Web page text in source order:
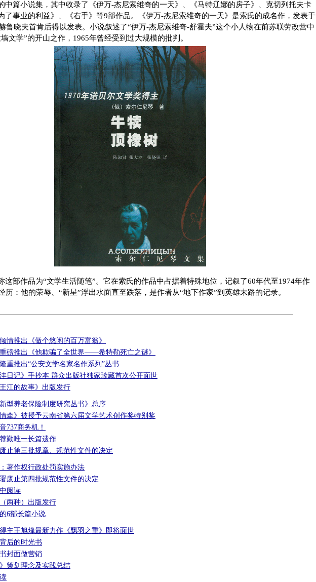
中篇小说集，其中收录了《伊万-杰尼索维奇的一天》、《马特辽娜的房子》、克切列托夫卡
了事业的利益》、《右手》等9部作品。《伊万-杰尼索维奇的一天》是索氏的成名作，发表于
鲁晓夫首肯后得以发表。小说叙述了“伊万-杰尼索维奇-舒霍夫”这个小人物在前苏联劳改营中
文学”的开山之作，1965年曾经受到过大规模的批判。
这部作品为“文学生活随笔”。它在索氏的作品中占据着特殊地位，记叙了60年代至1974年作
历：他的荣辱、“新星”浮出水面直至跌落，是作者从“地下作家”到英雄末路的记录。
情推出《做个悠闲的百万富翁》
磅推出《他欺骗了全世界——希特勒死亡之谜》
重推出“公安文学名家名作系列”丛书
沣日记》手抄本 群众出版社独家珍藏首次公开面世
王江的故事》出版发行
新型养老保险制度研究丛书》总序
牵》被授予云南省第六届文学艺术创作奖特别奖
737商务机！
勤唯一长篇遗作
止第三批规章、规范性文件的决定
著作权行政处罚实施办法
废止第四批规范性文件的决定
阅读
两种）出版发行
6部长篇小说
主王旭烽最新力作《飘羽之重》即将面世
后的时光书
封面做营销
》策划理念及实践总结